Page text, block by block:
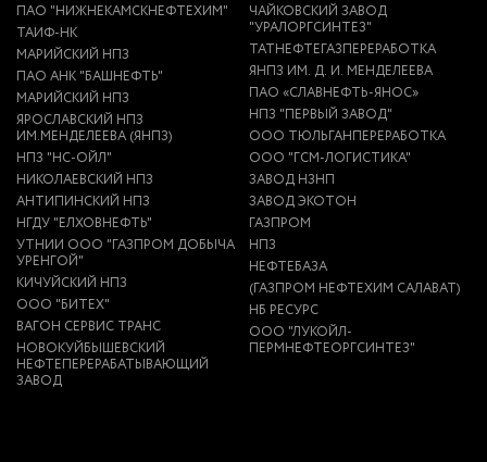
ПАО "НИЖНЕКАМСКНЕФТЕХИМ"
ТАИФ-НК
МАРИЙСКИЙ НПЗ
ПАО АНК "БАШНЕФТЬ"
МАРИЙСКИЙ НПЗ
ЯРОСЛАВСКИЙ НПЗ
ИМ.МЕНДЕЛЕЕВА (ЯНПЗ)
НПЗ "НС-ОЙЛ"
НИКОЛАЕВСКИЙ НПЗ
АНТИПИНСКИЙ НПЗ
НГДУ "ЕЛХОВНЕФТЬ"
УТНИИ ООО "ГАЗПРОМ ДОБЫЧА
УРЕНГОЙ"
КИЧУЙСКИЙ НПЗ
ООО "БИТЕХ"
ВАГОН СЕРВИС ТРАНС
НОВОКУЙБЫШЕВСКИЙ
НЕФТЕПЕРЕРАБАТЫВАЮЩИЙ
ЗАВОД
ЧАЙКОВСКИЙ ЗАВОД
"УРАЛОРГСИНТЕЗ"
ТАТНЕФТЕГАЗПЕРЕРАБОТКА
ЯНПЗ ИМ. Д. И. МЕНДЕЛЕЕВА
ПАО «СЛАВНЕФТЬ-ЯНОС»
НПЗ "ПЕРВЫЙ ЗАВОД"
ООО ТЮЛЬГАНПЕРЕРАБОТКА
ООО "ГСМ-ЛОГИСТИКА"
ЗАВОД НЗНП
ЗАВОД ЭКОТОН
ГАЗПРОМ
НПЗ
НЕФТЕБАЗА
(ГАЗПРОМ НЕФТЕХИМ САЛАВАТ)
НБ РЕСУРС
ООО "ЛУКОЙЛ-
ПЕРМНЕФТЕОРГСИНТЕЗ"